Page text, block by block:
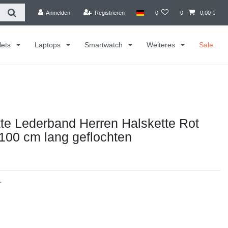
Anmelden Registrieren 0 0 0,00 €
Laptops Smartwatch Weiteres Sale
Lederband Herren Halskette Rot
cm lang geflochten